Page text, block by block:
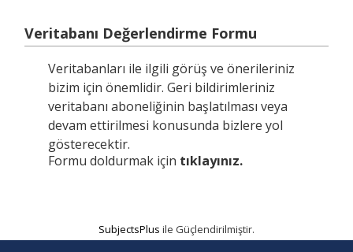
Veritabanı Değerlendirme Formu
Veritabanları ile ilgili görüş ve önerileriniz
bizim için önemlidir. Geri bildirimleriniz
veritabanı aboneliğinin başlatılması veya
devam ettirilmesi konusunda bizlere yol
gösterecektir.
Formu doldurmak için tıklayınız.
SubjectsPlus ile Güçlendirilmiştir.